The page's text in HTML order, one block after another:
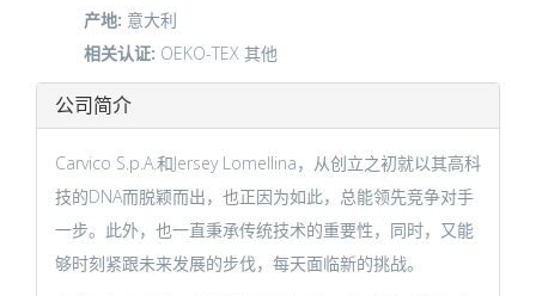
产地: 意大利
相关认证: OEKO-TEX 其他
公司简介
Carvico S.p.A.和Jersey Lomellina，从创立之初就以其高科
技的DNA而脱颖而出，也正因为如此，总能领先竞争对手
一步。此外，也一直秉承传统技术的重要性，同时，又能
够时刻紧跟未来发展的步伐，每天面临新的挑战。